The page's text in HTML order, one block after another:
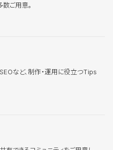
ご用意。
など、制作・運用に役立つTips